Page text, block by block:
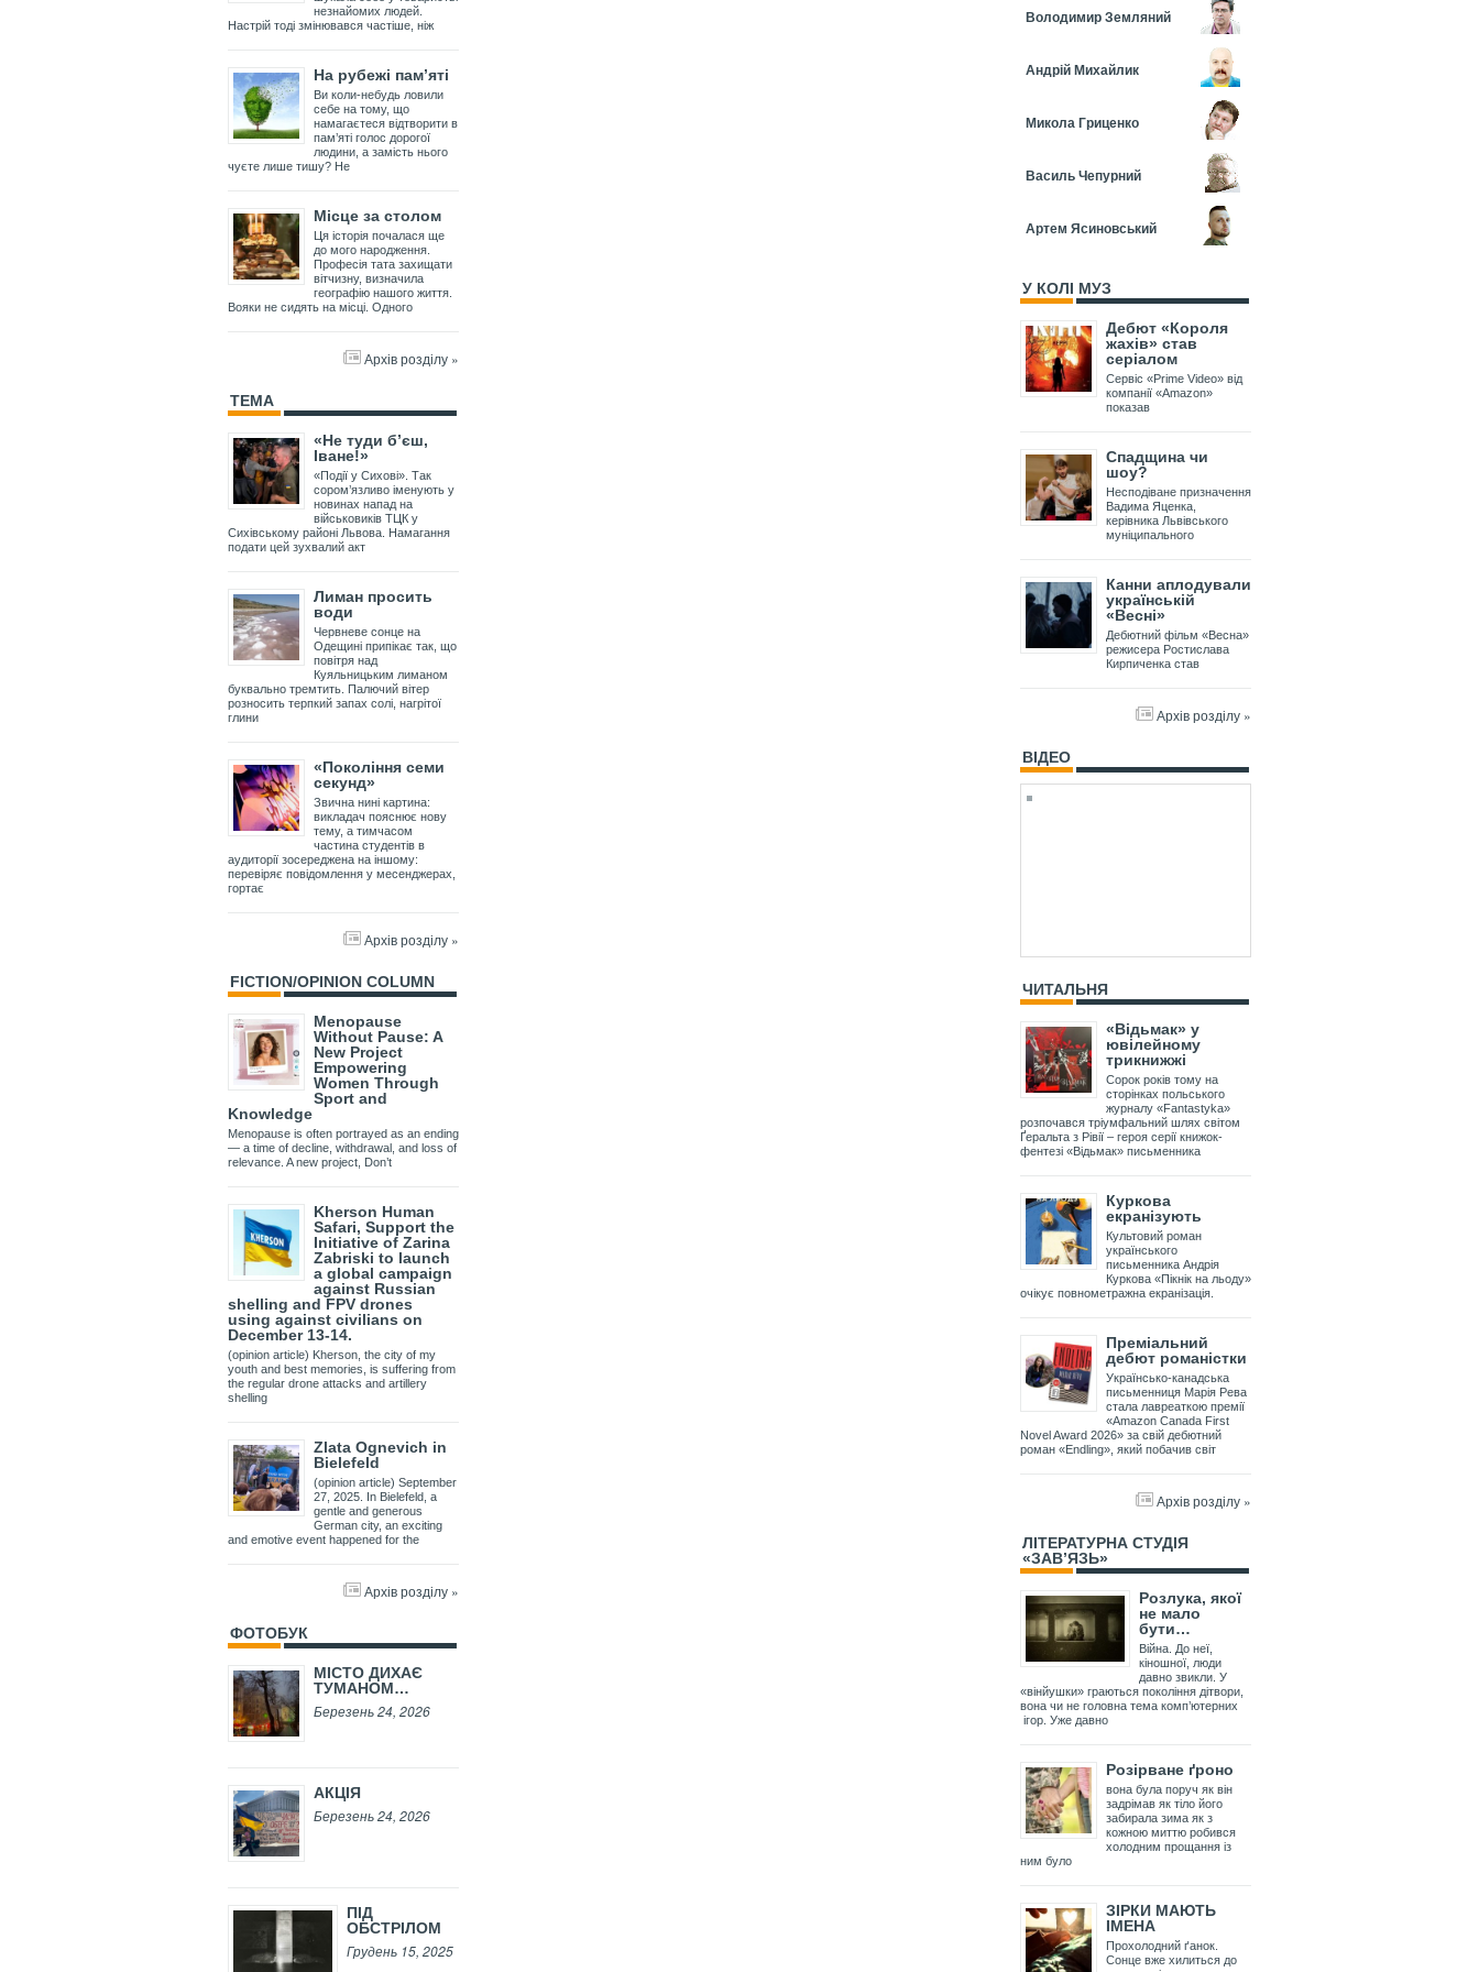
незнайомих людей.
Настрій тоді змінювався частіше, ніж
На рубежі пам’яті
Ви коли-небудь ловили
себе на тому, що
намагаєтеся відтворити в
пам’яті голос дорогої
людини, а замість нього
чуєте лише тишу? Не
Місце за столом
Ця історія почалася ще
до мого народження.
Професія тата захищати
вітчизну, визначила
географію нашого життя.
Вояки не сидять на місці. Одного
Архів розділу »
ТЕМА
«Не туди б’єш,
Іване!»
«Події у Сихові». Так
сором’язливо іменують у
новинах напад на
військовиків ТЦК у
Сихівському районі Львова. Намагання
подати цей зухвалий акт
Лиман просить
води
Червневе сонце на
Одещині припікає так, що
повітря над
Куяльницьким лиманом
буквально тремтить. Палючий вітер
розносить терпкий запах солі, нагрітої
глини
«Покоління семи
секунд»
Звична нині картина:
викладач пояснює нову
тему, а тимчасом
частина студентів в
аудиторії зосереджена на іншому:
перевіряє повідомлення у месенджерах,
гортає
Архів розділу »
FICTION/OPINION COLUMN
Menopause
Without Pause: A
New Project
Empowering
Women Through
Sport and
Knowledge
Menopause is often portrayed as an ending
— a time of decline, withdrawal, and loss of
relevance. A new project, Don’t
Kherson Human
Safari, Support the
Initiative of Zarina
Zabriski to launch
a global campaign
against Russian
shelling and FPV drones
using against civilians on
December 13-14.
(opinion article) Kherson, the city of my
youth and best memories, is suffering from
the regular drone attacks and artillery
shelling
Zlata Ognevich in
Bielefeld
(opinion article) September
27, 2025. In Bielefeld, a
gentle and generous
German city, an exciting
and emotive event happened for the
Архів розділу »
ФОТОБУК
МІСТО ДИХАЄ
ТУМАНОМ…
Березень 24, 2026
АКЦІЯ
Березень 24, 2026
ПІД
ОБСТРІЛОМ
Грудень 15, 2025
Володимир Земляний
Андрій Михайлик
Микола Гриценко
Василь Чепурний
Артем Ясиновський
У КОЛІ МУЗ
Дебют «Короля
жахів» став
серіалом
Сервіс «Prime Video» від
компанії «Amazon»
показав
Спадщина чи
шоу?
Несподіване призначення
Вадима Яценка,
керівника Львівського
муніципального
Канни аплодували
українській
«Весні»
Дебютний фільм «Весна»
режисера Ростислава
Кирпиченка став
Архів розділу »
ВІДЕО
ЧИТАЛЬНЯ
«Відьмак» у
ювілейному
трикнижжі
Сорок років тому на
сторінках польського
журналу «Fantastyka»
розпочався тріумфальний шлях світом
Ґеральта з Рівії – героя серії книжок-
фентезі «Відьмак» письменника
Куркова
екранізують
Культовий роман
українського
письменника Андрія
Куркова «Пікнік на льоду»
очікує повнометражна екранізація.
Преміальний
дебют романістки
Українсько-канадська
письменниця Марія Рева
стала лавреаткою премії
«Amazon Canada First
Novel Award 2026» за свій дебютний
роман «Endling», який побачив світ
Архів розділу »
ЛІТЕРАТУРНА СТУДІЯ
«ЗАВ’ЯЗЬ»
Розлука, якої
не мало
бути…
Війна. До неї,
кіношної, люди
давно звикли. У
«вінйушки» граються покоління дітвори,
вона чи не головна тема комп’ютерних
ігор. Уже давно
Розірване ґроно
вона була поруч як він
задрімав як тіло його
забирала зима як з
кожною миттю робився
холодним прощання із
ним було
ЗІРКИ МАЮТЬ
ІМЕНА
Прохолодний ґанок.
Сонце вже хилиться до